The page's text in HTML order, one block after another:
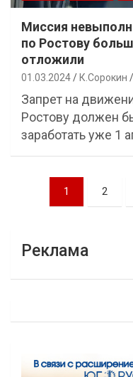
Миссия
по Ростову
отложили
01.03.2024 К.Сорокин
Запрет на
Ростову должен
заработать уже 1
Навигация
1 2
Реклама